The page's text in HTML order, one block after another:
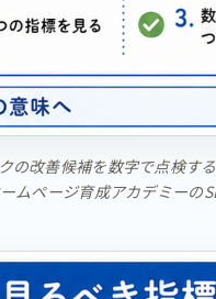
改善候補を数字で点検す
ムページ育成アカデミーの